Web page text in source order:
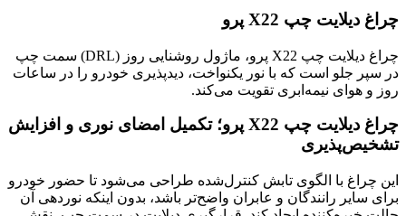
چراغ دیلایت چپ X22 پرو
چراغ دیلایت چپ X22 پرو، ماژول روشنایی روز (DRL) سمت چپ
در سپر جلو است که با نور یکنواخت، دیدپذیری خودرو را در ساعات
روز و هوای نیمه‌ابری تقویت می‌کند.
چراغ دیلایت چپ X22 پرو؛ تکمیل امضای نوری و افزایش
تشخیص‌پذیری
این چراغ با الگوی تابش کنترل‌شده طراحی می‌شود تا حضور خودرو
برای سایر رانندگان و عابران واضح‌تر باشد، بدون اینکه نوردهی آن